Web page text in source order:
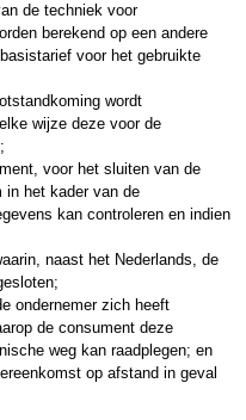
de techniek voor
berekend op een andere
voor het gebruikte
wordt
wijze deze voor de
voor het sluiten van de
in het kader van de
kan controleren en indien
naast het Nederlands, de
ondernemer zich heeft
de consument deze
weg kan raadplegen; en
op afstand in geval